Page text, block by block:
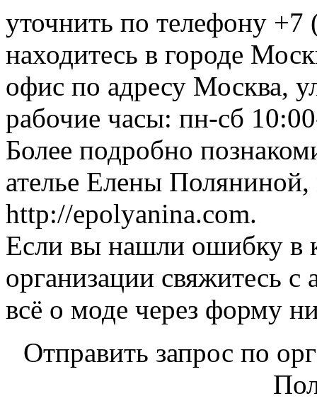
уточнить по телефону
находитесь в городе
офис по адресу Москва,
рабочие часы: пн-сб
Более подробно
ателье Елены
http://epolyanina.com.
Если вы нашли ошибку в
организации свяжитесь
всё о моде через форму
Отправить запрос по